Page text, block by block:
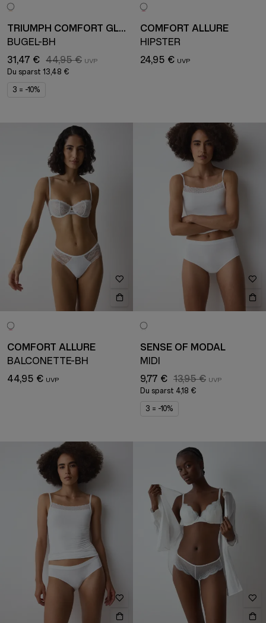
TRIUMPH COMFORT GLAM
BÜGEL-BH
31,47 € 44,95 €
Du sparst 13,48 €
3 = -10%
COMFORT ALLURE
HIPSTER
24,95 €
COMFORT ALLURE
BALCONETTE-BH
44,95 €
SENSE OF MODAL
MIDI
9,77 € 13,95 €
Du sparst 4,18 €
3 = -10%